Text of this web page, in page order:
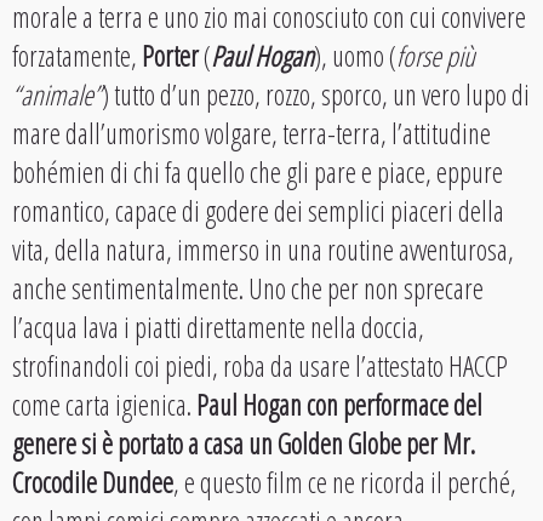
morale a terra e uno zio mai conosciuto con cui convivere
forzatamente,Porter(Paul Hogan), uomo (forse più
“animale”) tutto d’un pezzo, rozzo, sporco, un vero lupo di
mare dall’umorismo volgare, terra-terra, l’attitudine
bohémien di chi fa quello che gli pare e piace, eppure
romantico, capace di godere dei semplici piaceri della
vita, della natura, immerso in una routine avventurosa,
anche sentimentalmente. Uno che per non sprecare
l’acqua lava i piatti direttamente nella doccia,
strofinandoli coi piedi, roba da usare l’attestato HACCP
come carta igienica.Paul Hogan con performace del
genere si è portato a casa un Golden Globe per Mr.
Crocodile Dundee, e questo film ce ne ricorda il perché,